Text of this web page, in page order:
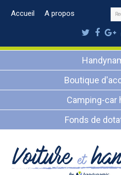
Accueil A propos
Twitter
Boutique
Camping-car
Fonds de